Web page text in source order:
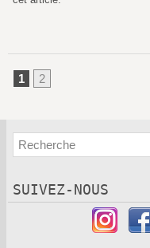
1 2
SUIVEZ-NOUS